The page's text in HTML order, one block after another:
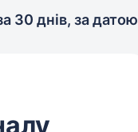
30 днів, за датою